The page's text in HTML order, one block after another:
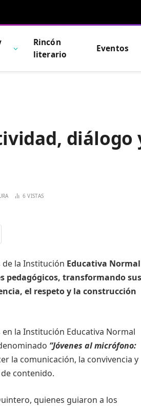
Rincón
literario
Eventos
diálogo
6VISTAS
de la Institución Educativa Normal
pedagógicos, transformando sus
el respeto y la construcción
la Institución Educativa Normal
“Jóvenes al micrófono:
la comunicación, la convivencia y
contenido.
quienes guiaron a los